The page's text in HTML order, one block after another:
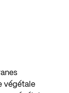
végétale